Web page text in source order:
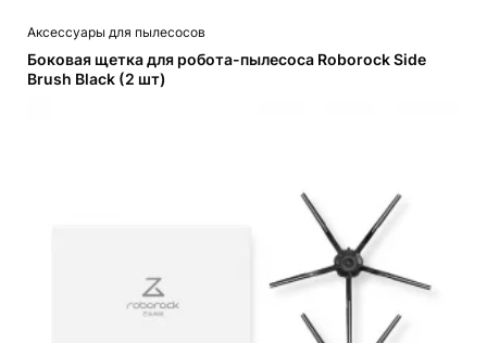
Аксессуары для пылесосов
Боковая щетка для робота-пылесоса Roborock Side
Brush Black (2 шт)